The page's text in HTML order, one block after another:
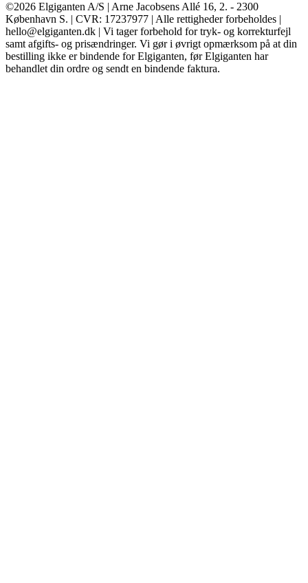
©2026 Elgiganten A/S | Arne Jacobsens Allé 16, 2. - 2300
København S. | CVR: 17237977 | Alle rettigheder forbeholdes |
hello@elgiganten.dk | Vi tager forbehold for tryk- og korrekturfejl
samt afgifts- og prisændringer. Vi gør i øvrigt opmærksom på at din
bestilling ikke er bindende for Elgiganten, før Elgiganten har
behandlet din ordre og sendt en bindende faktura.